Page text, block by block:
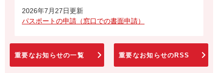
2026年7月27日更新
パスポートの申請（窓口での書面申請）
重要なお知らせの一覧 重要なお知らせのRSS